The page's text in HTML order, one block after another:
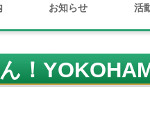
お知らせ 活
！